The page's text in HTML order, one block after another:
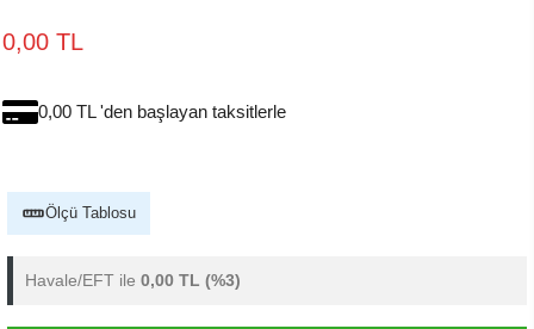
0,00 TL
0,00 TL 'den başlayan taksitlerle
Ölçü Tablosu
Havale/EFT ile 0,00 TL (%3)